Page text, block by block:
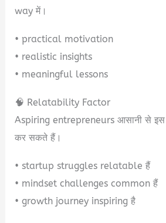
way में।
• practical motivation
• realistic insights
• meaningful lessons
🧠 Relatability Factor
Aspiring entrepreneurs आसानी से
कर सकते हैं।
• startup struggles relatable हैं
• mindset challenges common हैं
• growth journey inspiring है